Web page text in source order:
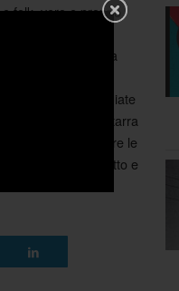
folk, vero e proprio
dei Jane’s
hanno ancora
“Hypersonic”,
le canzoni, arrangiate
volta e dalla chitarra
ad essere le
si presenta compatto e